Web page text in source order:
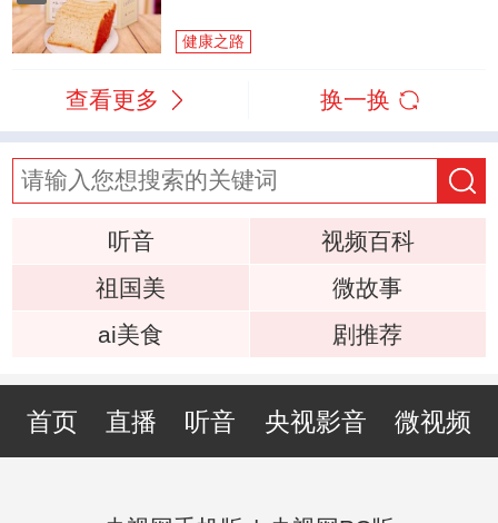
健康之路
查看更多 换一换
听音
视频百科
祖国美
微故事
ai美食
剧推荐
首页 直播 听音 央视影音 微视频